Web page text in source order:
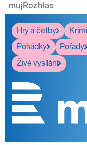
mujRozhlas
Hry a četby
Krimi
Pohádky
Pořady
Živé vysílání